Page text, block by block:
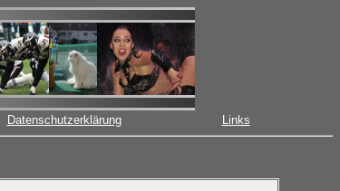
Datenschutzerklärung Links